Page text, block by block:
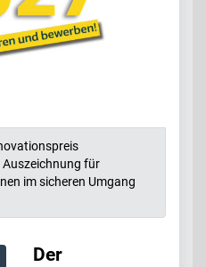
Auszeichnung für
im sicheren Umgang
Der